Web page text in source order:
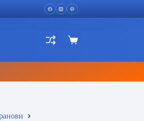
Shopping